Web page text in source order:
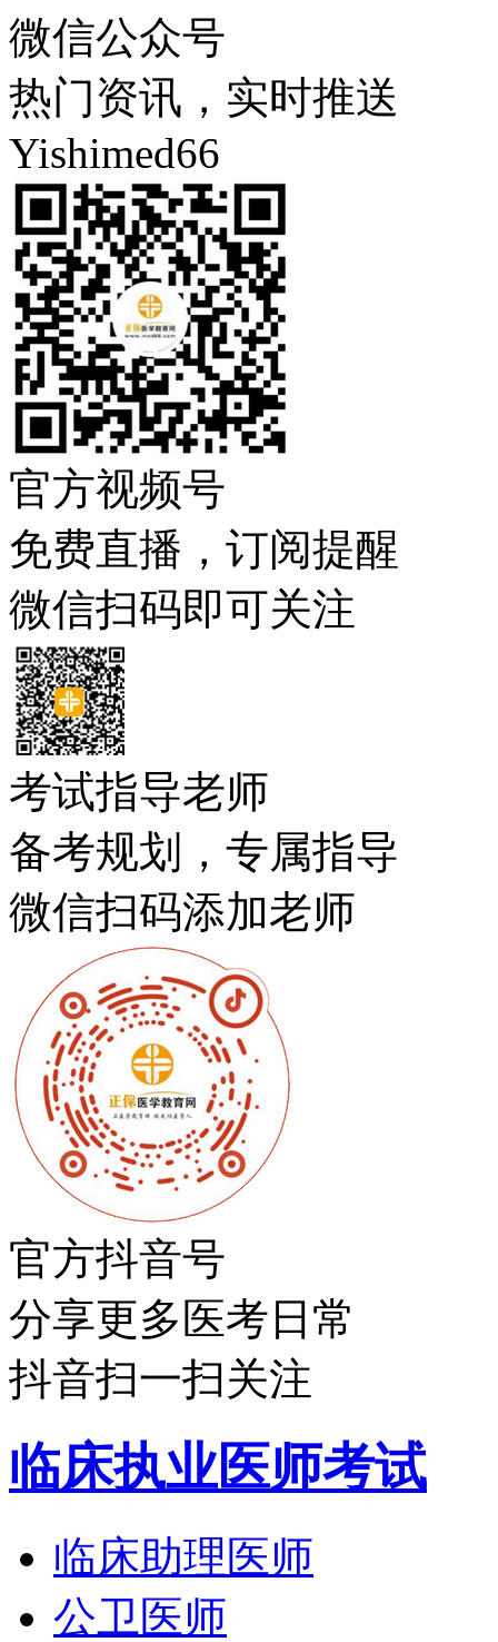
微信公众号
热门资讯，实时推送
Yishimed66
官方视频号
免费直播，订阅提醒
微信扫码即可关注
考试指导老师
备考规划，专属指导
微信扫码添加老师
官方抖音号
分享更多医考日常
抖音扫一扫关注
临床执业医师考试
临床助理医师
公卫医师